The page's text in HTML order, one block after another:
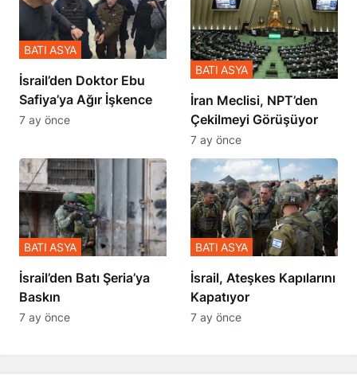
İsrail’den Doktor Ebu
Safiya’ya Ağır İşkence
BATI ASYA
7 ay önce
İran Meclisi, NPT’den
Çekilmeyi Görüşüyor
BATI ASYA
7 ay önce
​​​​​​​İsrail’den Batı Şeria’ya
Baskın
BATI ASYA
7 ay önce
İsrail, Ateşkes Kapılarını
Kapatıyor
BATI ASYA
7 ay önce